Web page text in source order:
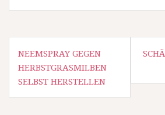
Beitragsnavigation
NEEMSPRAY GEGEN
HERBSTGRASMILBEN
SELBST HERSTELLEN